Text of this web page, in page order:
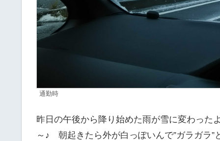
通勤時
昨日の午後から降り始めた雨が雪に変わっ
～♪ 朝起きたら外が白っぽいんで”ガラガラ